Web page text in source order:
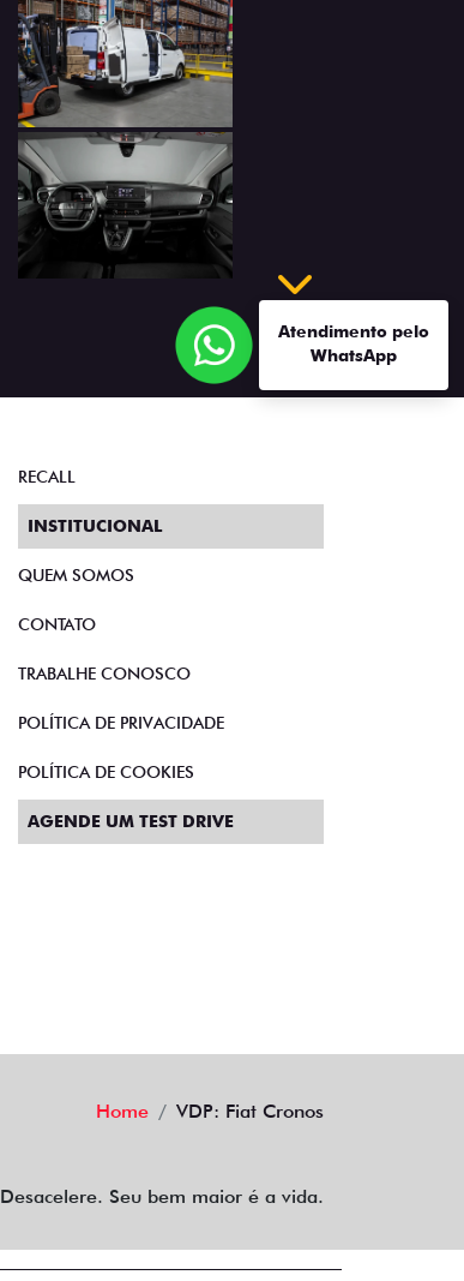
Atendimento pelo
WhatsApp
RECALL
INSTITUCIONAL
QUEM SOMOS
CONTATO
TRABALHE CONOSCO
POLÍTICA DE PRIVACIDADE
POLÍTICA DE COOKIES
AGENDE UM TEST DRIVE
Home VDP: Fiat Cronos
Desacelere. Seu bem maior é a vida.